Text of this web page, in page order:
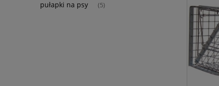
pułapki na psy (5)